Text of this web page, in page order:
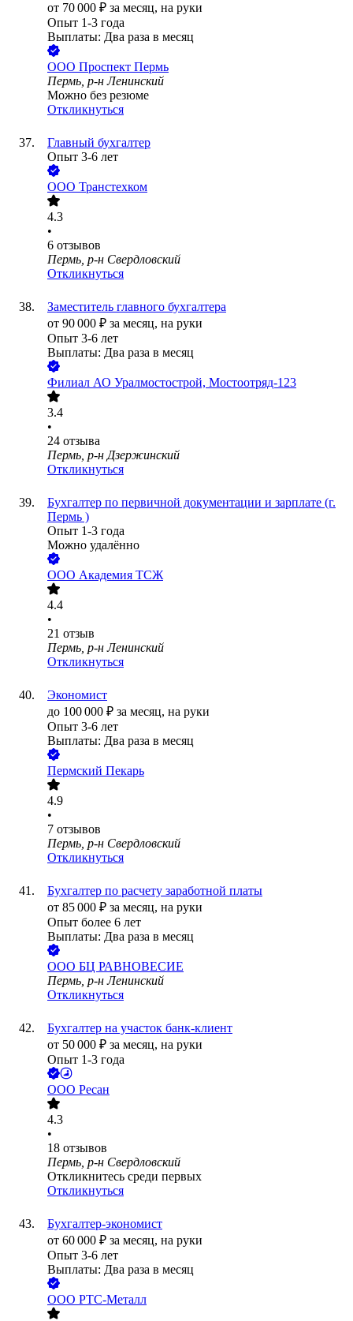
от 70 000 ₽ за месяц, на руки
Опыт 1-3 года
Выплаты: Два раза в месяц
ООО Проспект Пермь
Пермь, р-н Ленинский
Можно без резюме
Откликнуться
Главный бухгалтер
Опыт 3-6 лет
ООО Транстехком
4.3
•
6 отзывов
Пермь, р-н Свердловский
Откликнуться
Заместитель главного бухгалтера
от 90 000 ₽ за месяц, на руки
Опыт 3-6 лет
Выплаты: Два раза в месяц
Филиал АО Уралмостострой, Мостоотряд-123
3.4
•
24 отзыва
Пермь, р-н Дзержинский
Откликнуться
Бухгалтер по первичной документации и зарплате (г.
Пермь )
Опыт 1-3 года
Можно удалённо
ООО Академия ТСЖ
4.4
•
21 отзыв
Пермь, р-н Ленинский
Откликнуться
Экономист
до 100 000 ₽ за месяц, на руки
Опыт 3-6 лет
Выплаты: Два раза в месяц
Пермский Пекарь
4.9
•
7 отзывов
Пермь, р-н Свердловский
Откликнуться
Бухгалтер по расчету заработной платы
от 85 000 ₽ за месяц, на руки
Опыт более 6 лет
Выплаты: Два раза в месяц
ООО БЦ РАВНОВЕСИЕ
Пермь, р-н Ленинский
Откликнуться
Бухгалтер на участок банк-клиент
от 50 000 ₽ за месяц, на руки
Опыт 1-3 года
ООО Ресан
4.3
•
18 отзывов
Пермь, р-н Свердловский
Откликнитесь среди первых
Откликнуться
Бухгалтер-экономист
от 60 000 ₽ за месяц, на руки
Опыт 3-6 лет
Выплаты: Два раза в месяц
ООО РТС-Металл